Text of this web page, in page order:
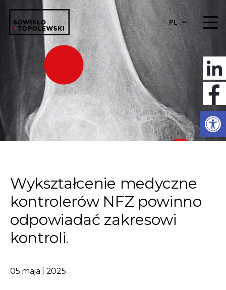
PL
Wykształcenie medyczne
kontrolerów NFZ powinno
odpowiadać zakresowi
kontroli
05 maja | 2025